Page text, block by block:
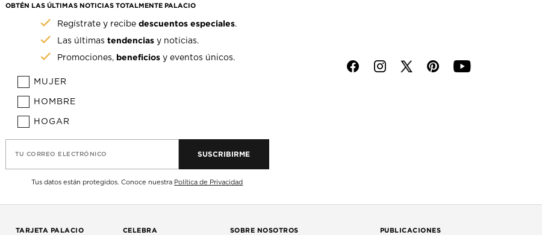
OBTÉN LAS ÚLTIMAS NOTICIAS TOTALMENTE PALACIO
Regístrate y recibedescuentos especiales.
Las últimastendencias y noticias.
Promociones, beneficios y eventos únicos.
MUJER
HOMBRE
HOGAR
TU CORREO ELECTRÓNICO SUSCRIBIRME
Tus datos están protegidos. Conoce nuestra Política de Privacidad
f i p y
TARJETA PALACIO CELEBRA SOBRE NOSOTROS PUBLICACIONES